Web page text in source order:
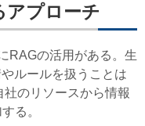
アプローチ
RAGの活用がある。生
ルールを扱うことは
のリソースから情報
る。